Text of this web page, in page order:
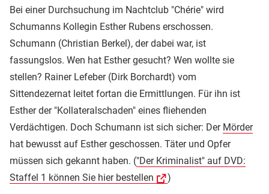
Bei einer Durchsuchung im Nachtclub "Chérie" wird
Schumanns Kollegin Esther Rubens erschossen.
Schumann (Christian Berkel), der dabei war, ist
fassungslos. Wen hat Esther gesucht? Wen wollte sie
stellen? Rainer Lefeber (Dirk Borchardt) vom
Sittendezernat leitet fortan die Ermittlungen. Für ihn ist
Esther der "Kollateralschaden" eines fliehenden
Verdächtigen. Doch Schumann ist sich sicher: Der Mörder
hat bewusst auf Esther geschossen. Täter und Opfer
müssen sich gekannt haben. ("Der Kriminalist" auf DVD:
Staffel 1 können Sie hier bestellen
)